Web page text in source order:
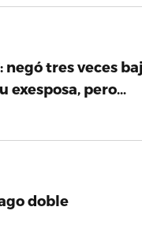
negó tres veces
exesposa, pero…
doble